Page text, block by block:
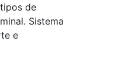
de
Sistema
e